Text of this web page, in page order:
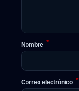
Nombre *
Correo electrónico *